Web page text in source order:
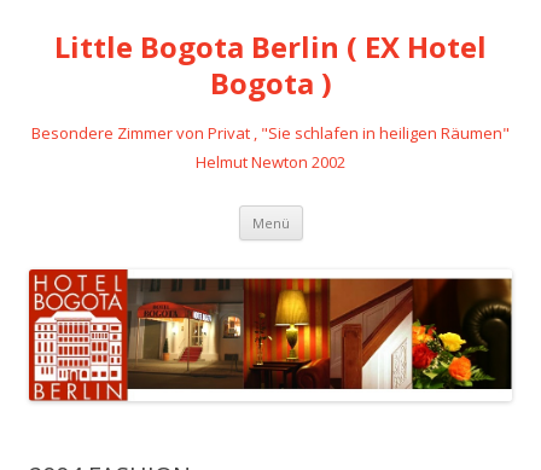
Little Bogota Berlin ( EX Hotel
Bogota )
Besondere Zimmer von Privat , "Sie schlafen in heiligen Räumen"
Helmut Newton 2002
Menü Zum
springen